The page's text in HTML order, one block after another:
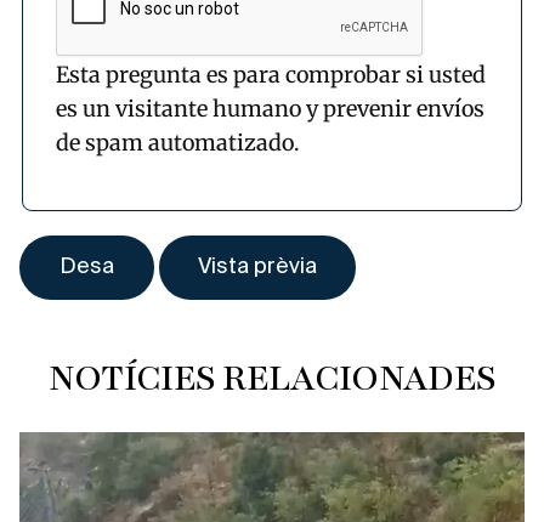
Esta pregunta es para comprobar si usted
es un visitante humano y prevenir envíos
de spam automatizado.
NOTÍCIES RELACIONADES